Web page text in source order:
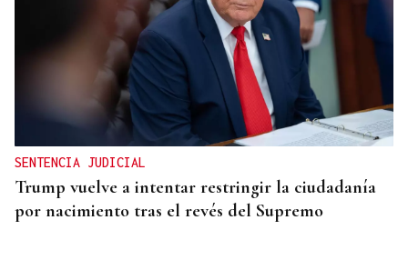
SENTENCIA JUDICIAL
Trump vuelve a intentar restringir la ciudadanía
por nacimiento tras el revés del Supremo